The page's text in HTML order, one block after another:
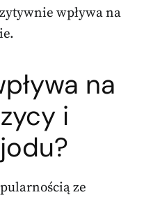
wpływa na
na
i
ze